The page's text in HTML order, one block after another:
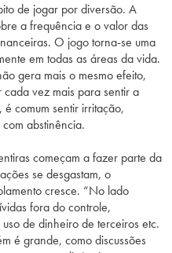
de jogar por diversão. A
a frequência e o valor das
O jogo torna-se uma
em todas as áreas da vida.
gera mais o mesmo efeito,
vez mais para sentir a
comum sentir irritação,
abstinência.
começam a fazer parte da
se desgastam, o
cresce. “No lado
fora do controle,
de dinheiro de terceiros etc.
é grande, como discussões